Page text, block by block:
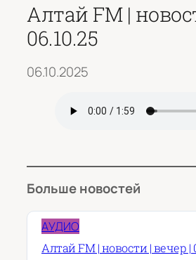
Алтай FM |
06.10.25
06.10.2025
Больше новостей
АУДИО
Алтай FM | новости | вечер |